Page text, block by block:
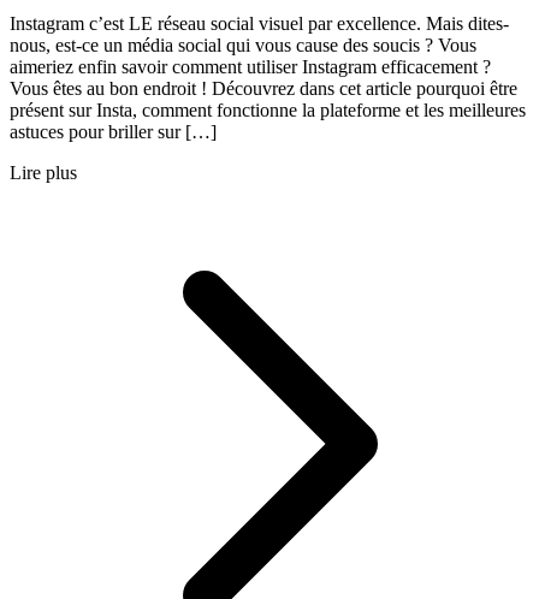
Instagram c’est LE réseau social visuel par excellence. Mais dites-
nous, est-ce un média social qui vous cause des soucis ? Vous
aimeriez enfin savoir comment utiliser Instagram efficacement ?
Vous êtes au bon endroit ! Découvrez dans cet article pourquoi être
présent sur Insta, comment fonctionne la plateforme et les meilleures
astuces pour briller sur […]
Lire plus